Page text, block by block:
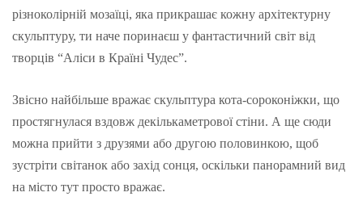
різноколірній мозаїці, яка прикрашає кожну архітектурну
скульптуру, ти наче поринаєш у фантастичний світ від
творців “Аліси в Країні Чудес”.
Звісно найбільше вражає скульптура кота-сороконіжки, що
простягнулася вздовж декількаметрової стіни. А ще сюди
можна прийти з друзями або другою половинкою, щоб
зустріти світанок або захід сонця, оскільки панорамний вид
на місто тут просто вражає.